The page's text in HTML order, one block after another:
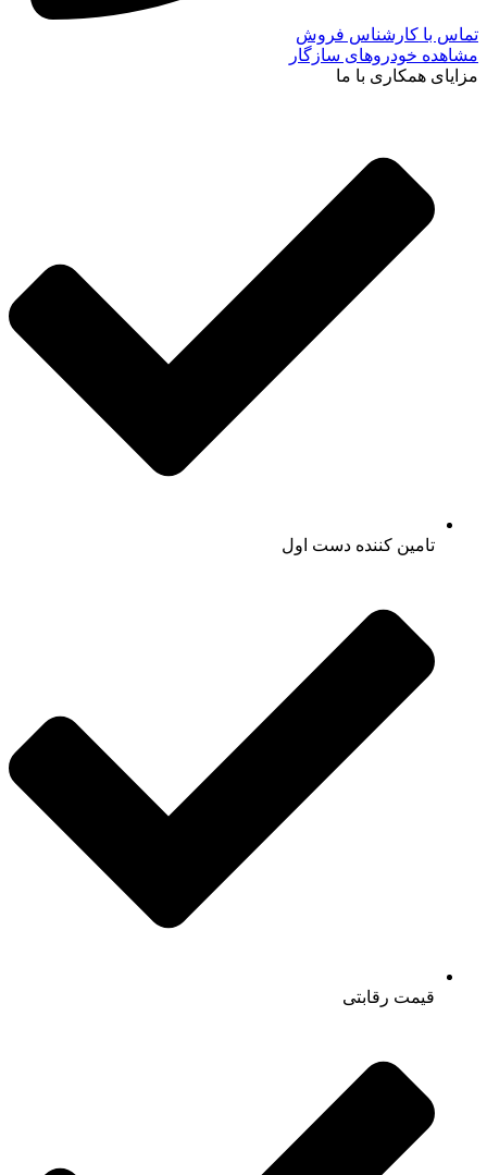
تماس با کارشناس فروش
مشاهده خودروهای سازگار
مزایای همکاری با ما
تامین کننده دست اول
قیمت رقابتی